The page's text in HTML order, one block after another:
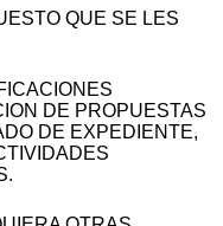
QUE SE LES
DE PROPUESTAS
DE EXPEDIENTE,